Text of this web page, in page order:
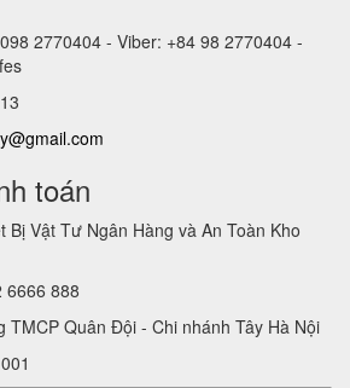
2770404 - Viber: +84 98 2770404 -
toán
Bị Vật Tư Ngân Hàng và An Toàn Kho
6666 888
TMCP Quân Đội - Chi nhánh Tây Hà Nội